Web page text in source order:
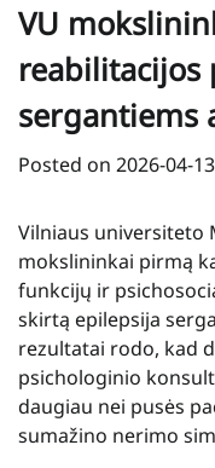
VU
reabilitacijos
sergantiems
Posted on 2026-04-13
Vilniaus universiteto
mokslininkai pirmą
funkcijų ir
skirtą epilepsija
rezultatai rodo, kad
psichologinio
daugiau nei pusės
sumažino nerimo